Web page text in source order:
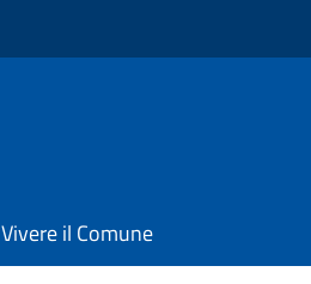
Vivere il Comune